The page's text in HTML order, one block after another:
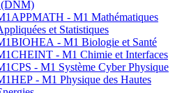
(DNM)
- M1 Mathématiques
et Statistiques
- M1 Biologie et Santé
- M1 Chimie et Interfaces
- M1 Système Cyber Physique
- M1 Physique des Hautes